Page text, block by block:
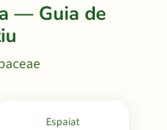
— Guia de
Espaiat